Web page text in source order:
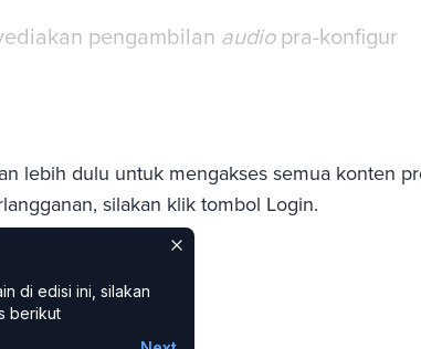
pengambilan audiopra-konfigur
lebih dulu untuk mengakses semua konten
silakan klik tombol Login.
di edisi ini, silakan
berikut